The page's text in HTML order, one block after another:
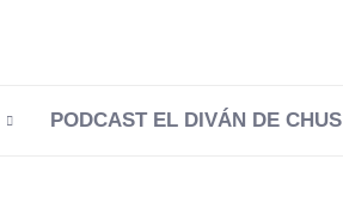
PODCAST EL DIVÁN DE CHUS